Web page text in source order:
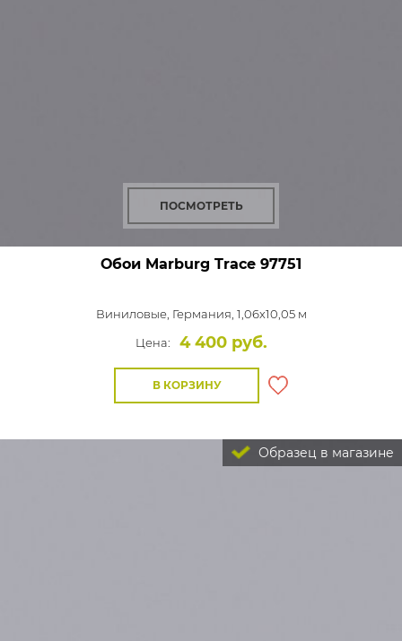
ПОСМОТРЕТЬ
Обои Marburg Trace 97751
Виниловые, Германия, 1,06x10,05 м
Цена:
4 400 руб.
В КОРЗИНУ
Образец в магазине